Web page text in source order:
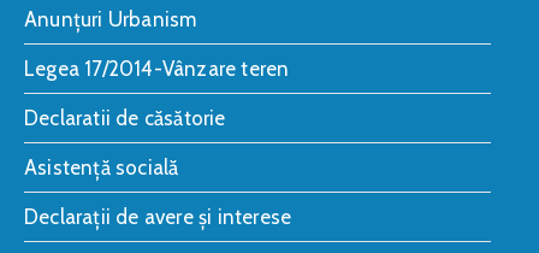
Anunțuri Urbanism
Legea 17/2014-Vânzare teren
Declaratii de căsătorie
Asistență socială
Declarații de avere și interese